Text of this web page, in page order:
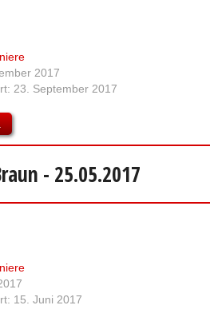
2017
23. September 2017
- 25.05.2017
15. Juni 2017